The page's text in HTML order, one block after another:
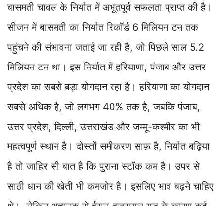
बासमती चावल के निर्यात में अभूतपूर्व सफलता प्राप्त की है।
सीजन में बासमती का निर्यात रिकॉर्ड 6 मिलियन टन तक
पहुंचने की संभावना जताई जा रही है, जो पिछले साल 5.2
मिलियन टन था। इस निर्यात में हरियाणा, पंजाब और उत्तर
प्रदेश का सबसे बड़ा योगदान रहा है। हरियाणा का योगदान
सबसे अधिक है, जो लगभग 40% तक है, जबकि पंजाब,
उत्तर प्रदेश, दिल्ली, उत्तराखंड और जम्मू-कश्मीर का भी
महत्वपूर्ण स्थान है। दोस्तों समीकरण साफ़ है, निर्यात बढ़िया
है तो जाहिर सी बात है कि पुराना स्टॉक कम है। उपर से
साठी धान की खेती भी कमजोर है। इसलिए भाव बढ़ने चाहिए